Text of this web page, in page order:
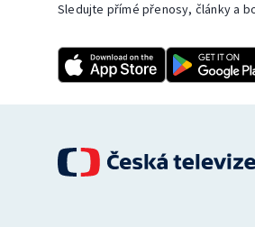
Sledujte přímé přenosy, články a